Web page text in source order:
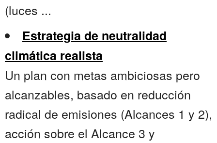
(luces ...
Estrategia de neutralidad
climática realista
Un plan con metas ambiciosas pero
alcanzables, basado en reducción
radical de emisiones (Alcances 1 y 2),
acción sobre el Alcance 3 y